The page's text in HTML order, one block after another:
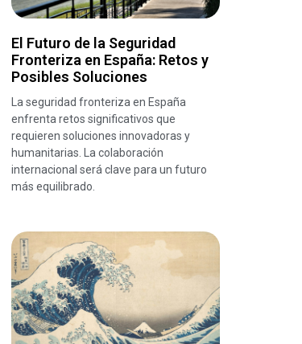
El Futuro de la Seguridad
Fronteriza en España: Retos y
Posibles Soluciones
La seguridad fronteriza en España
enfrenta retos significativos que
requieren soluciones innovadoras y
humanitarias. La colaboración
internacional será clave para un futuro
más equilibrado.